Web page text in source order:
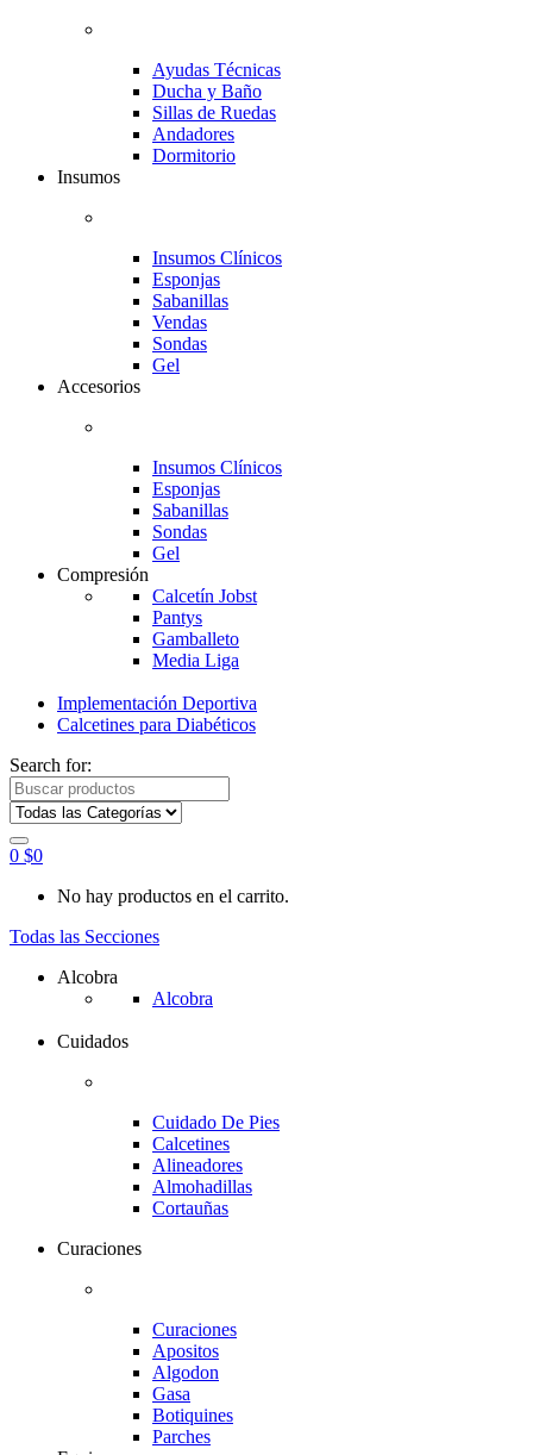
Ayudas Técnicas
Ducha y Baño
Sillas de Ruedas
Andadores
Dormitorio
Insumos
Insumos Clínicos
Esponjas
Sabanillas
Vendas
Sondas
Gel
Accesorios
Insumos Clínicos
Esponjas
Sabanillas
Sondas
Gel
Compresión
Calcetín Jobst
Pantys
Gamballeto
Media Liga
Implementación Deportiva
Calcetines para Diabéticos
Search for:
0 $0
No hay productos en el carrito.
Todas las Secciones
Alcobra
Alcobra
Cuidados
Cuidado De Pies
Calcetines
Alineadores
Almohadillas
Cortauñas
Curaciones
Curaciones
Apositos
Algodon
Gasa
Botiquines
Parches